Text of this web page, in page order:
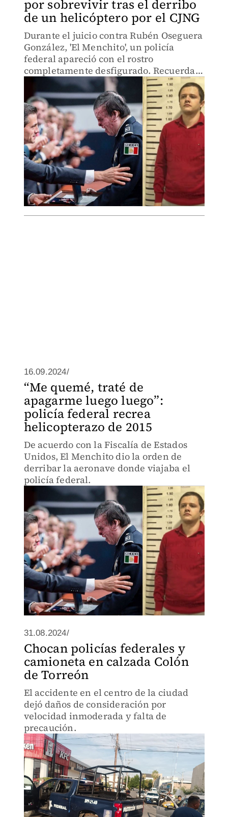
por sobrevivir tras el derribo
de un helicóptero por el CJNG
Durante el juicio contra Rubén Oseguera
González, 'El Menchito', un policía
federal apareció con el rostro
completamente desfigurado. Recuerda
cómo hace nueve años el helicóptero en
el que viajaba fue derribado por sujetos
armados.
16.09.2024/
“Me quemé, traté de
apagarme luego luego”:
policía federal recrea
helicopterazo de 2015
De acuerdo con la Fiscalía de Estados
Unidos, El Menchito dio la orden de
derribar la aeronave donde viajaba el
policía federal.
31.08.2024/
Chocan policías federales y
camioneta en calzada Colón
de Torreón
El accidente en el centro de la ciudad
dejó daños de consideración por
velocidad inmoderada y falta de
precaución.